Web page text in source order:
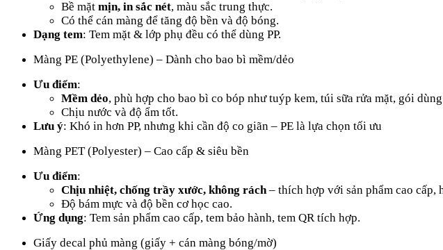
Bề mặt mịn, in sắc nét, màu sắc trung thực.
Có thể cán màng để tăng độ bền và độ bóng.
Dạng tem: Tem mặt & lớp phụ đều có thể dùng PP.
Màng PE (Polyethylene) – Dành cho bao bì mềm/dẻo
Ưu điểm:
Mềm dẻo, phù hợp cho bao bì co bóp như tuýp kem, túi sữa rửa mặt, gói
Chịu nước và độ ẩm tốt.
Lưu ý: Khó in hơn PP, nhưng khi cần độ co giãn – PE là lựa chọn tối ưu
Màng PET (Polyester) – Cao cấp & siêu bền
Ưu điểm:
Chịu nhiệt, chống trầy xước, không rách – thích hợp với sản phẩm cao cấp,
Độ bám mực và độ bền cơ học cao.
Ứng dụng: Tem sản phẩm cao cấp, tem bảo hành, tem QR tích hợp.
Giấy decal phủ màng (giấy + cán màng bóng/mờ)